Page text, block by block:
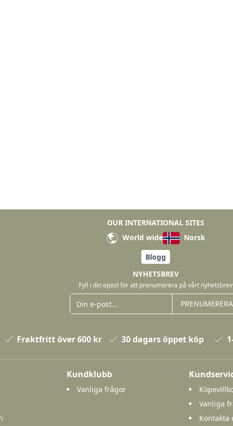
OUR INTERNATIONAL SITES
World wide
Norsk
Blogg
NYHETSBREV
Fyll i din epost för att prenumerera på vårt nyhetsbrev
PRENUMERERA
Fraktfritt över 600 kr 30 dagars öppet köp
Kundklubb
Vanliga frågor
Vanliga
Kontakta